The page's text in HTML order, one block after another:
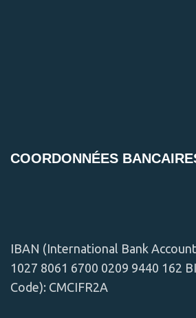
COORDONNÉES
IBAN (International Bank
1027 8061 6700 0209 9440 162
Code): CMCIFR2A